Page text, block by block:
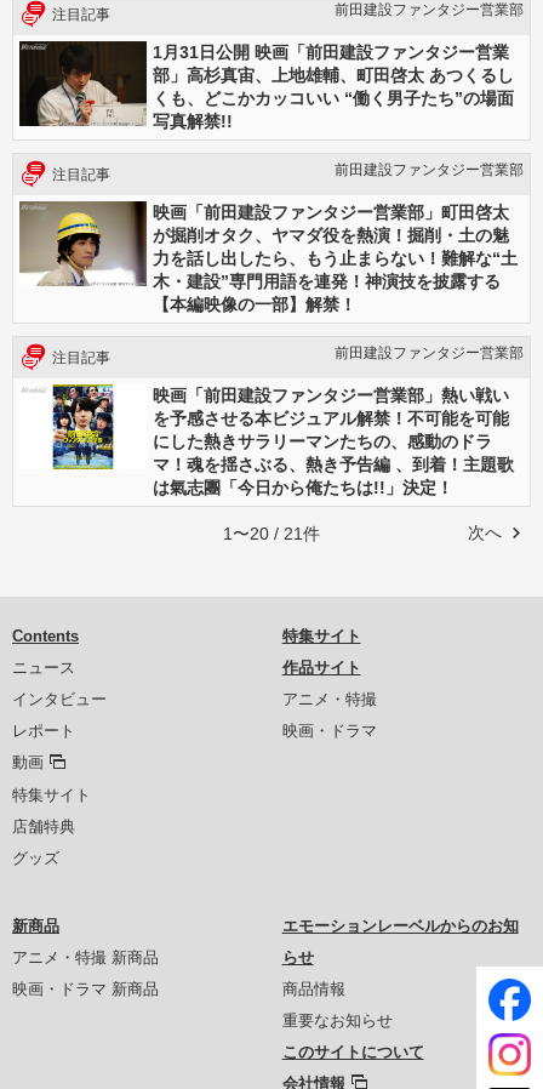
注目記事 前田建設ファンタジー営業部
1月31日公開 映画「前田建設ファンタジー営業
部」高杉真宙、上地雄輔、町田啓太 あつくるし
くも、どこかカッコいい “働く男子たち”の場面
写真解禁!!
注目記事 前田建設ファンタジー営業部
映画「前田建設ファンタジー営業部」町田啓太
が掘削オタク、ヤマダ役を熱演！掘削・土の魅
力を話し出したら、もう止まらない！難解な“土
木・建設”専門用語を連発！神演技を披露する
【本編映像の一部】解禁！
注目記事 前田建設ファンタジー営業部
映画「前田建設ファンタジー営業部」熱い戦い
を予感させる本ビジュアル解禁！不可能を可能
にした熱きサラリーマンたちの、感動のドラ
マ！魂を揺さぶる、熱き予告編 、到着！主題歌
は氣志團「今日から俺たちは!!」決定！
次へ
1〜20 / 21件
Contents
ニュース
インタビュー
レポート
動画
特集サイト
店舗特典
グッズ
特集サイト
作品サイト
アニメ・特撮
映画・ドラマ
新商品
アニメ・特撮 新商品
映画・ドラマ 新商品
エモーションレーベルからのお知
らせ
商品情報
重要なお知らせ
このサイトについて
会社情報